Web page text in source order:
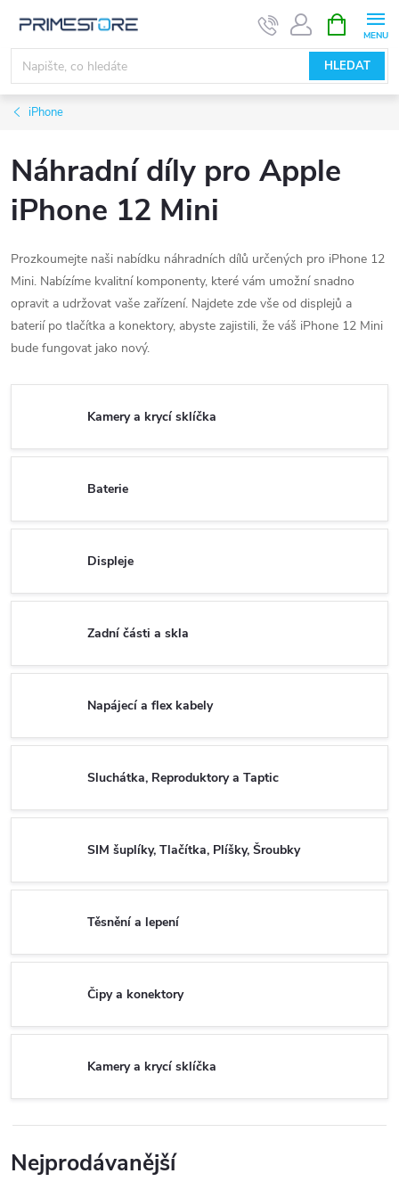
obsah
HLEDAT
NÁKUPNÍ
KOŠÍK
iPhone
Náhradní díly pro Apple
iPhone 12 Mini
Prozkoumejte naši nabídku náhradních dílů určených pro iPhone 12
Mini. Nabízíme kvalitní komponenty, které vám umožní snadno
opravit a udržovat vaše zařízení. Najdete zde vše od displejů a
baterií po tlačítka a konektory, abyste zajistili, že váš iPhone 12 Mini
bude fungovat jako nový.
Kamery a krycí sklíčka
Baterie
Displeje
Zadní části a skla
Napájecí a flex kabely
Sluchátka, Reproduktory a Taptic
SIM šuplíky, Tlačítka, Plíšky, Šroubky
Těsnění a lepení
Čipy a konektory
Kamery a krycí sklíčka
Nejprodávanější